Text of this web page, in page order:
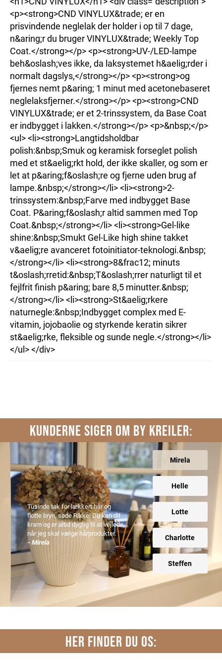
<p><strong>CND VINYLUX&trade; er en
prisvindende neglelak der holder i op til 7 dage,
n&aring;r du bruger VINYLUX&trade; Weekly Top
Coat.</strong></p> <p><strong>UV-/LED-lampe
beh&oslash;ves ikke, da laksystemet h&aelig;rder i
normalt dagslys,</strong></p> <p><strong>og
fjernes nemt p&aring; 1 minut med acetonebaseret
neglelaksfjerner.</strong></p> <p><strong>CND
VINYLUX&trade; er et 2-trinssystem, da Base Coat
er indbygget i lakken.</strong></p> <p>&nbsp;</p>
<ul> <li><strong>Langtidsholdbar
polish:&nbsp;Smuk og keramisk forseglet polish
med et st&aelig;rkt hold, der ikke skaller, og som er
let at p&aring;f&oslash;re og fjerne uden brug af
lampe.&nbsp;</strong></li> <li><strong>2-
trinssystem:&nbsp;Farve med indbygget Base
Coat. P&aring;f&oslash;r altid sammen med Top
Coat.&nbsp;</strong></li> <li><strong>Gel-like
shine:&nbsp;Smukt Gel-Like high shine takket
v&aelig;re avanceret fotoinitiator-teknologi.&nbsp;
</strong></li> <li><strong>8&frac12; minuts
t&oslash;rretid:&nbsp;T&oslash;rrer naturligt til et
fejlfrit finish p&aring; bare 8,5 minutter.&nbsp;
</strong></li> <li><strong>St&aelig;rkere
naturnegle:&nbsp;Indbygget complex med E-
vitamin, jojobaolie og styrkende keratin sikrer
st&aelig;rke, fleksible og sunde negle.</strong></li>
</ul> </div>
KUNDERNE SIGER OM BY KREILER:
Mirela
Helle
Lotte
Charlotte
Steffen
Tusinde tak for lækkert hår og
flotte bryn, søde Rikke! Du kan dit
kram og er altid dygtig til at vejlede,
når jeg skal vælge hårprodukter.
- Mirela
HER FINDER DU OS: